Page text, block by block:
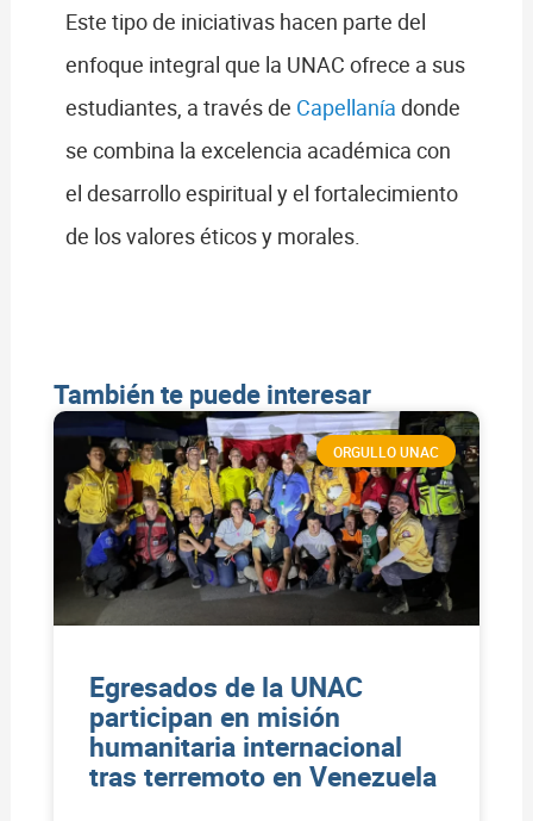
Este tipo de iniciativas hacen parte del
enfoque integral que la UNAC ofrece a sus
estudiantes, a través de Capellanía donde
se combina la excelencia académica con
el desarrollo espiritual y el fortalecimiento
de los valores éticos y morales.
También te puede interesar
ORGULLO UNAC
Egresados de la UNAC
participan en misión
humanitaria internacional
tras terremoto en Venezuela